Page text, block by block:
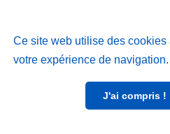
Ce site web utilise des cookies
votre expérience de navigation.
J'ai compris !